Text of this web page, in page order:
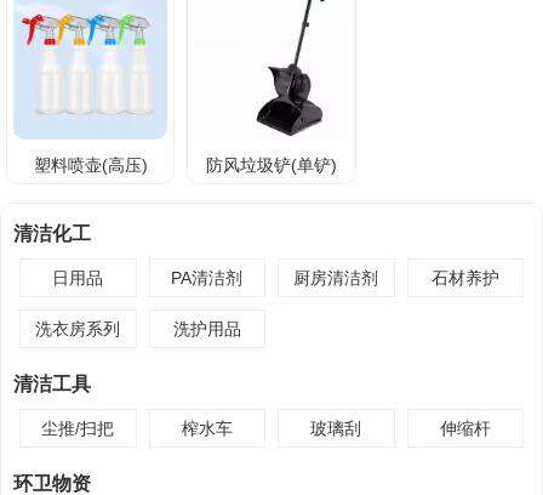
塑料喷壶(高压) 防风垃圾铲(单铲)
清洁化工
日用品 PA清洁剂 厨房清洁剂 石材养护
洗衣房系列 洗护用品
清洁工具
尘推/扫把 榨水车 玻璃刮 伸缩杆
环卫物资